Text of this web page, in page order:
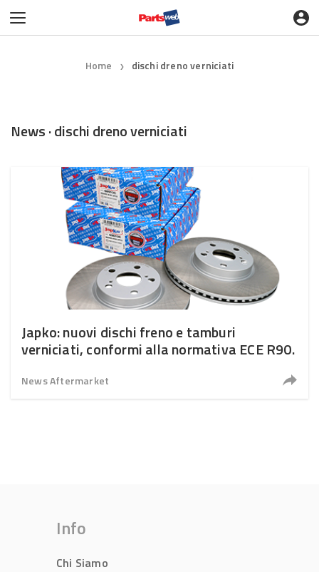
Home ❯ dischi dreno verniciati
News · dischi dreno verniciati
Japko: nuovi dischi freno e tamburi
verniciati, conformi alla normativa ECE R90.
News Aftermarket
Info
Chi Siamo